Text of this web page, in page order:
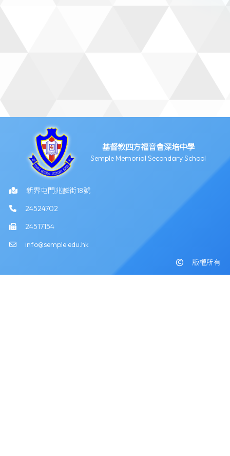
基督教四方福音會深培中學
Semple Memorial Secondary School
新界屯門兆麟街18號
24524702
24517154
info@semple.edu.hk
版權所有